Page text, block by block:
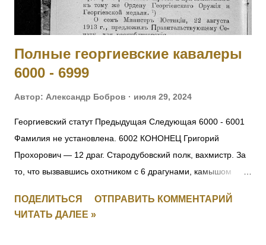
1017 - 1019 Фамилия не установлена. 1020 ШИШКИН
Николай Семенович — 243 пех. Холмский полк, 13 ...
Полные георгиевские кавалеры
6000 - 6999
Автор: Александр Бобров июля 29, 2024
Георгиевский статут Предыдущая Следующая 6000 - 6001
Фамилия не установлена. 6002 КОНОНЕЦ Григорий
Прохорович — 12 драг. Стародубовский полк, вахмистр. За
то, что вызвавшись охотником с 6 драгунами, камышом
расположение и движение противника на переправе, заняв
переправу, прикрыл отступление эскадрона, потеряв только
ПОДЕЛИТЬСЯ
ОТПРАВИТЬ КОММЕНТАРИЙ
ЧИТАТЬ ДАЛЕЕ »